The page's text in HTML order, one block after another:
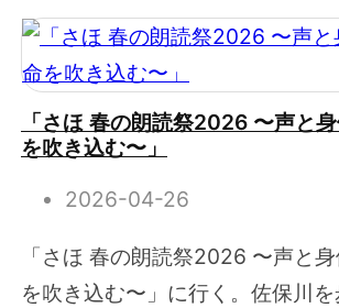
「さほ 春の朗読祭2026 〜声と
を吹き込む〜」
2026-04-26
「さほ 春の朗読祭2026 〜声と
を吹き込む〜」に行く。佐保川